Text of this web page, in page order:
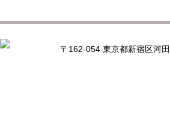
〒162-054 東京都新宿区河